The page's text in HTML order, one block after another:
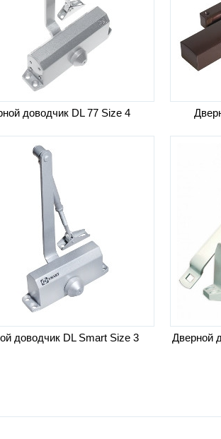
доводчик DL 77 Size 4
доводчик DL Smart Size 3 Дверной